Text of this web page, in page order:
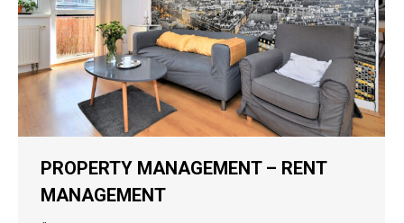
PROPERTY MANAGEMENT – RENT
MANAGEMENT